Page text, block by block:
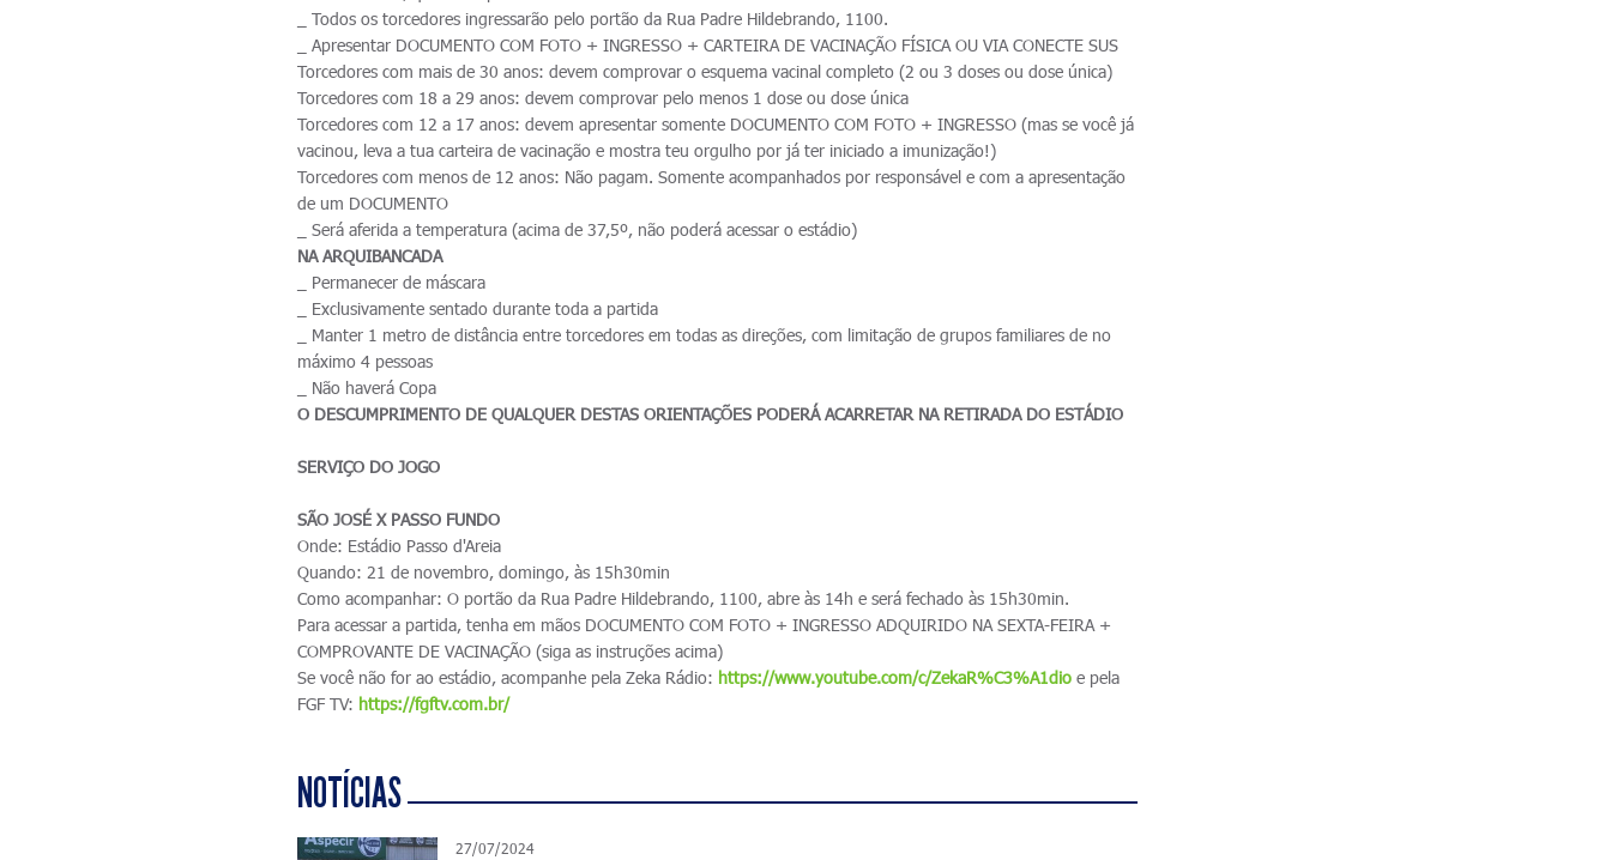
_ Todos os torcedores ingressarão pelo portão da Rua Padre Hildebrando, 1100.
_ Apresentar DOCUMENTO COM FOTO + INGRESSO + CARTEIRA DE VACINAÇÃO FÍSICA OU VIA CONECTE SUS
Torcedores com mais de 30 anos: devem comprovar o esquema vacinal completo (2 ou 3 doses ou dose única)
Torcedores com 18 a 29 anos: devem comprovar pelo menos 1 dose ou dose única
Torcedores com 12 a 17 anos: devem apresentar somente DOCUMENTO COM FOTO + INGRESSO (mas se você já
vacinou, leva a tua carteira de vacinação e mostra teu orgulho por já ter iniciado a imunização!)
Torcedores com menos de 12 anos: Não pagam. Somente acompanhados por responsável e com a apresentação
de um DOCUMENTO
_ Será aferida a temperatura (acima de 37,5º, não poderá acessar o estádio)
NA ARQUIBANCADA
_ Permanecer de máscara
_ Exclusivamente sentado durante toda a partida
_ Manter 1 metro de distância entre torcedores em todas as direções, com limitação de grupos familiares de no
máximo 4 pessoas
_ Não haverá Copa
O DESCUMPRIMENTO DE QUALQUER DESTAS ORIENTAÇÕES PODERÁ ACARRETAR NA RETIRADA DO ESTÁDIO
SERVIÇO DO JOGO
SÃO JOSÉ X PASSO FUNDO
Onde: Estádio Passo d'Areia
Quando: 21 de novembro, domingo, às 15h30min
Como acompanhar: O portão da Rua Padre Hildebrando, 1100, abre às 14h e será fechado às 15h30min.
Para acessar a partida, tenha em mãos DOCUMENTO COM FOTO + INGRESSO ADQUIRIDO NA SEXTA-FEIRA +
COMPROVANTE DE VACINAÇÃO (siga as instruções acima)
Se você não for ao estádio, acompanhe pela Zeka Rádio: https://www.youtube.com/c/ZekaR%C3%A1dio e pela
FGF TV: https://fgftv.com.br/
NOTÍCIAS
27/07/2024